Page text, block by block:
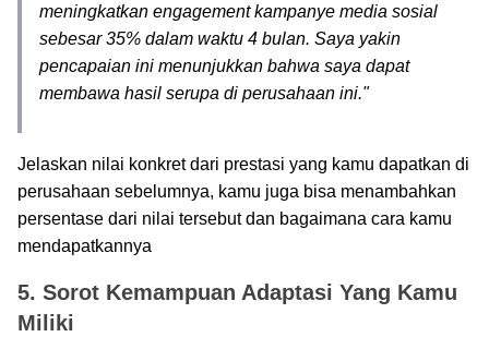
meningkatkan engagement kampanye media sosial
sebesar 35% dalam waktu 4 bulan. Saya yakin
pencapaian ini menunjukkan bahwa saya dapat
membawa hasil serupa di perusahaan ini."
Jelaskan nilai konkret dari prestasi yang kamu dapatkan di
perusahaan sebelumnya, kamu juga bisa menambahkan
persentase dari nilai tersebut dan bagaimana cara kamu
mendapatkannya
5. Sorot Kemampuan Adaptasi Yang Kamu
Miliki